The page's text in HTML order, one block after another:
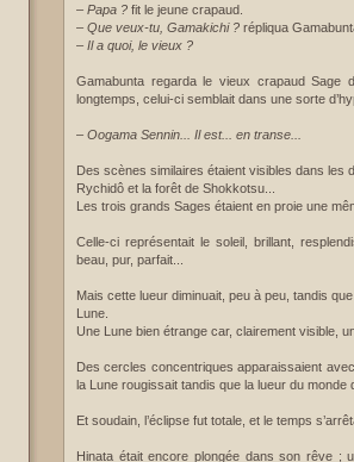
– Papa ? fit le jeune crapaud.
– Que veux-tu, Gamakichi ? répliqua
– Il a quoi, le vieux ?
Gamabunta regarda le vieux crapaud Sage
longtemps, celui-ci semblait dans une sorte
– Oogama Sennin... Il est... en transe...
Des scènes similaires étaient visibles dans
Rychidô et la forêt de Shokkotsu...
Les trois grands Sages étaient en proie une
Celle-ci représentait le soleil, brillant,
beau, pur, parfait...
Mais cette lueur diminuait, peu à peu, tandis
Lune.
Une Lune bien étrange car, clairement visible,
Des cercles concentriques apparaissaient
la Lune rougissait tandis que la lueur du monde
Et soudain, l’éclipse fut totale, et le temps
Hinata était encore plongée dans son rêve ;